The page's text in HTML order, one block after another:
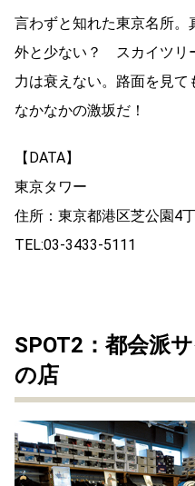
言わずと知れた東京名所
外と少ない？ スカイツリ
力は衰えない。路面を見
なかなかの激坂だ！
【DATA】
東京タワー
住所：東京都港区芝公園4
TEL:03-3433-5111
SPOT2：都会派
の店